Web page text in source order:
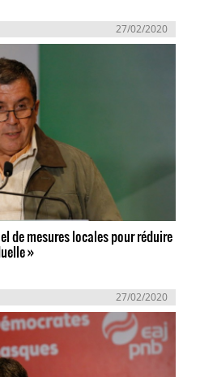
27/02/2020
de mesures locales pour réduire
»
27/02/2020